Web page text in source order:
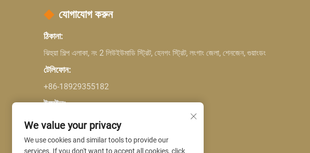
যোগাযোগ করুন
ঠিকানা:
ঝিহুয়া শিল্প এলাকা, নং 2 লিউইউমাডি স্ট্রিট, হেনগং স্ট্রিট, লংগাং জেলা, শেনজেন, গুয়াংডং
টেলিফোন:
+86-18929355182
ইমেইল:
Company E-mail:
We value your privacy
We use cookies and similar tools to provide our
services. If you don't want to accept all cookies, click